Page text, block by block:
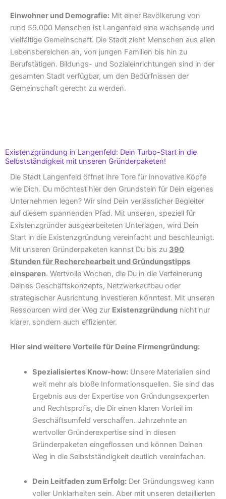
Einwohner und Demografie: Mit einer Bevölkerung von
rund 59.000 Menschen ist Langenfeld eine wachsende und
vielfältige Gemeinschaft. Die Stadt zieht Menschen aus allen
Lebensbereichen an, von jungen Familien bis hin zu
Berufstätigen. Bildungs- und Sozialeinrichtungen sind in der
gesamten Stadt verfügbar, um den Bedürfnissen der
Gemeinschaft gerecht zu werden.
Existenzgründung in Langenfeld: Dein Turbo-Start in die
Selbstständigkeit mit unseren Gründerpaketen!
Die Stadt Langenfeld öffnet ihre Tore für innovative Köpfe
wie Dich. Du möchtest hier den Grundstein für Dein eigenes
Unternehmen legen? Wir sind Dein verlässlicher Begleiter
auf diesem spannenden Pfad. Mit unseren, speziell für
Existenzgründer ausgearbeiteten Unterlagen, wird Dein
Start in die Existenzgründung vereinfacht und beschleunigt.
Mit unseren Gründerpaketen kannst Du bis zu 390
Stunden für Recherchearbeit und Gründungstipps
einsparen. Wertvolle Wochen, die Du in die Verfeinerung
Deines Geschäftskonzepts, Netzwerkaufbau oder
strategischer Ausrichtung investieren könntest. Mit unseren
Ressourcen wird der Weg zur Existenzgründung nicht nur
klarer, sondern auch effizienter.
Hier sind weitere Vorteile für Deine Firmengründung:
Spezialisiertes Know-how:Unsere Materialien sind
weit mehr als bloße Informationsquellen. Sie sind das
Ergebnis aus der Expertise von Gründungsexperten
und Rechtsprofis, die Dir einen klaren Vorteil im
Geschäftsumfeld verschaffen. Jahrzehnte an
wertvoller Gründerexpertise sind in diesen
Gründerpaketen eingeflossen und können Deinen
Weg in die Selbstständigkeit deutlich vereinfachen.
Dein Leitfaden zum Erfolg:Der Gründungsweg kann
voller Unklarheiten sein. Aber mit unseren detaillierten